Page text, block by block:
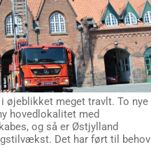
øjeblikket meget travlt. To nye
hovedlokalitet med
og så er Østjylland
Det har ført til behov